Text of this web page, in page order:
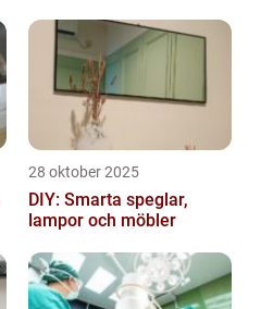
28 oktober 2025
DIY: Smarta speglar,
lampor och möbler